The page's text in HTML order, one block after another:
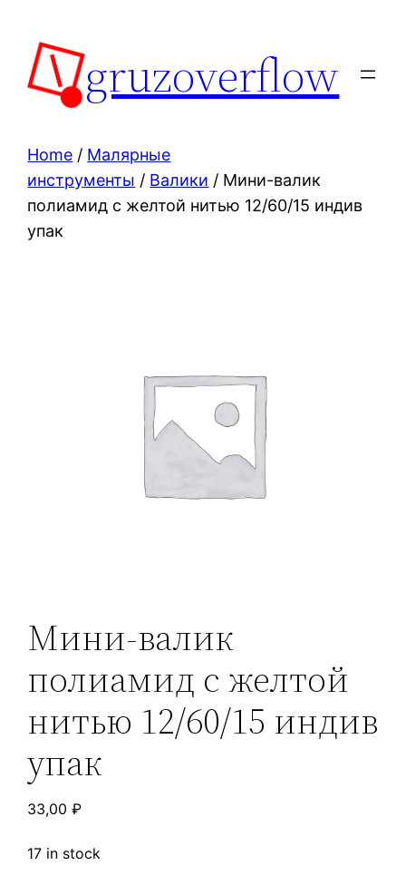
content
gruzoverflow
Home / Малярные
инструменты / Валики / Мини-валик
полиамид с желтой нитью 12/60/15 индив
упак
Мини-валик
полиамид с желтой
нитью 12/60/15 индив
упак
33,00₽
17 in stock